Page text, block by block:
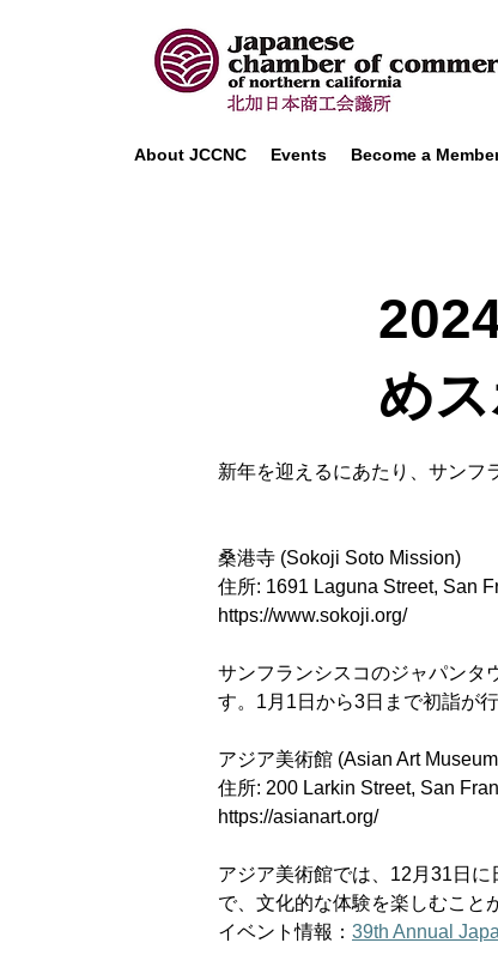
About JCCNC Events Become a
め
ベイエ
新年を迎えるにあたり、サンフ
桑港寺 (Sokoji Soto Mission)
住所: 1691 Laguna Street, San
https://www.sokoji.org/
サンフランシスコのジャパンタ
す。1月1日から3日まで初詣が
アジア美術館 (Asian Art
住所: 200 Larkin Street, San
https://asianart.org/
アジア美術館では、12月31日
で、文化的な体験を楽しむこと
イベント情報： 39th Annual